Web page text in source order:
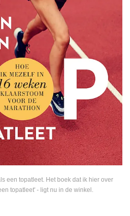
een topatleet. Het boek dat ik hier over
topatleet' - ligt nu in de winkel.